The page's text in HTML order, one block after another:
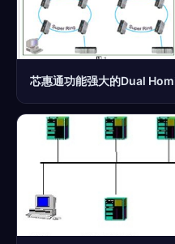
芯惠通功能强大的Dual